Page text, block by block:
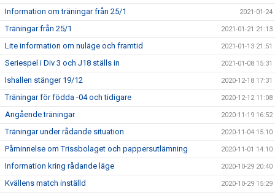
Information om träningar från 25/1 2021-01-24
Träningar från 25/1 2021-01-21 21:13
Lite information om nuläge och framtid 2021-01-13 21:51
Seriespel i Div 3 och J18 ställs in 2021-01-08 15:31
Ishallen stänger 19/12 2020-12-18 17:31
Träningar för födda -04 och tidigare 2020-12-12 11:08
Angående träningar 2020-11-19 16:52
Träningar under rådande situation 2020-11-04 15:10
Påminnelse om Trissbolaget och pappersutlämning 2020-11-01 14:10
Information kring rådande läge 2020-10-29 20:40
Kvällens match inställd 2020-10-29 15:29